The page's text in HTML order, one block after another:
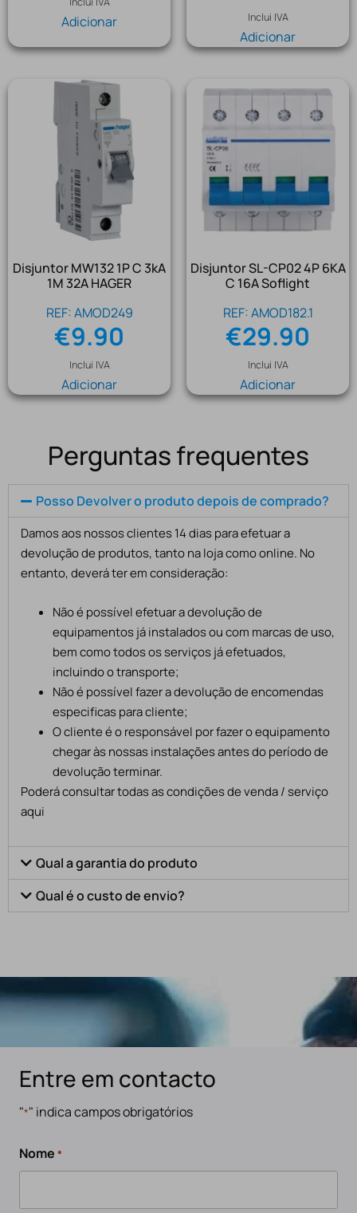
Adicionar Inclui IVA
Adicionar
Disjuntor MW132 1P C 3kA
1M 32A HAGER
REF: AMOD249
€9.90
Inclui IVA
Adicionar
Disjuntor SL-CP02 4P 6KA
C 16A Soflight
REF: AMOD182.1
€29.90
Inclui IVA
Adicionar
Perguntas frequentes
Posso Devolver o produto depois de comprado?
Damos aos nossos clientes 14 dias para efetuar a
devolução de produtos, tanto na loja como online. No
entanto, deverá ter em consideração:
Não é possível efetuar a devolução de
equipamentos já instalados ou com marcas de uso,
bem como todos os serviços já efetuados,
incluindo o transporte;
Não é possível fazer a devolução de encomendas
especificas para cliente;
O cliente é o responsável por fazer o equipamento
chegar às nossas instalações antes do período de
devolução terminar.
Poderá consultar todas as condições de venda / serviço
aqui
Qual a garantia do produto
Qual é o custo de envio?
Entre em contacto
"*" indica campos obrigatórios
Nome *